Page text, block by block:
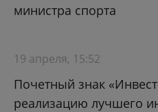
министра спорта
19 апреля, 15:52
Почетный знак
реализацию лучшего